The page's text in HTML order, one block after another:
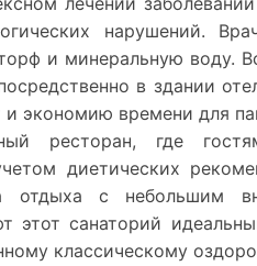
нарушений.
и минеральную воду.
в здании
экономию времени для
ресторан, где
диетических
отдыха с небольшим
этот санаторий
классическому